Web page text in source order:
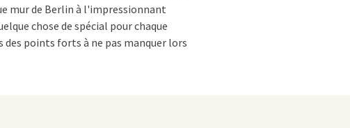
mur de Berlin à l'impressionnant
chose de spécial pour chaque
des points forts à ne pas manquer lors